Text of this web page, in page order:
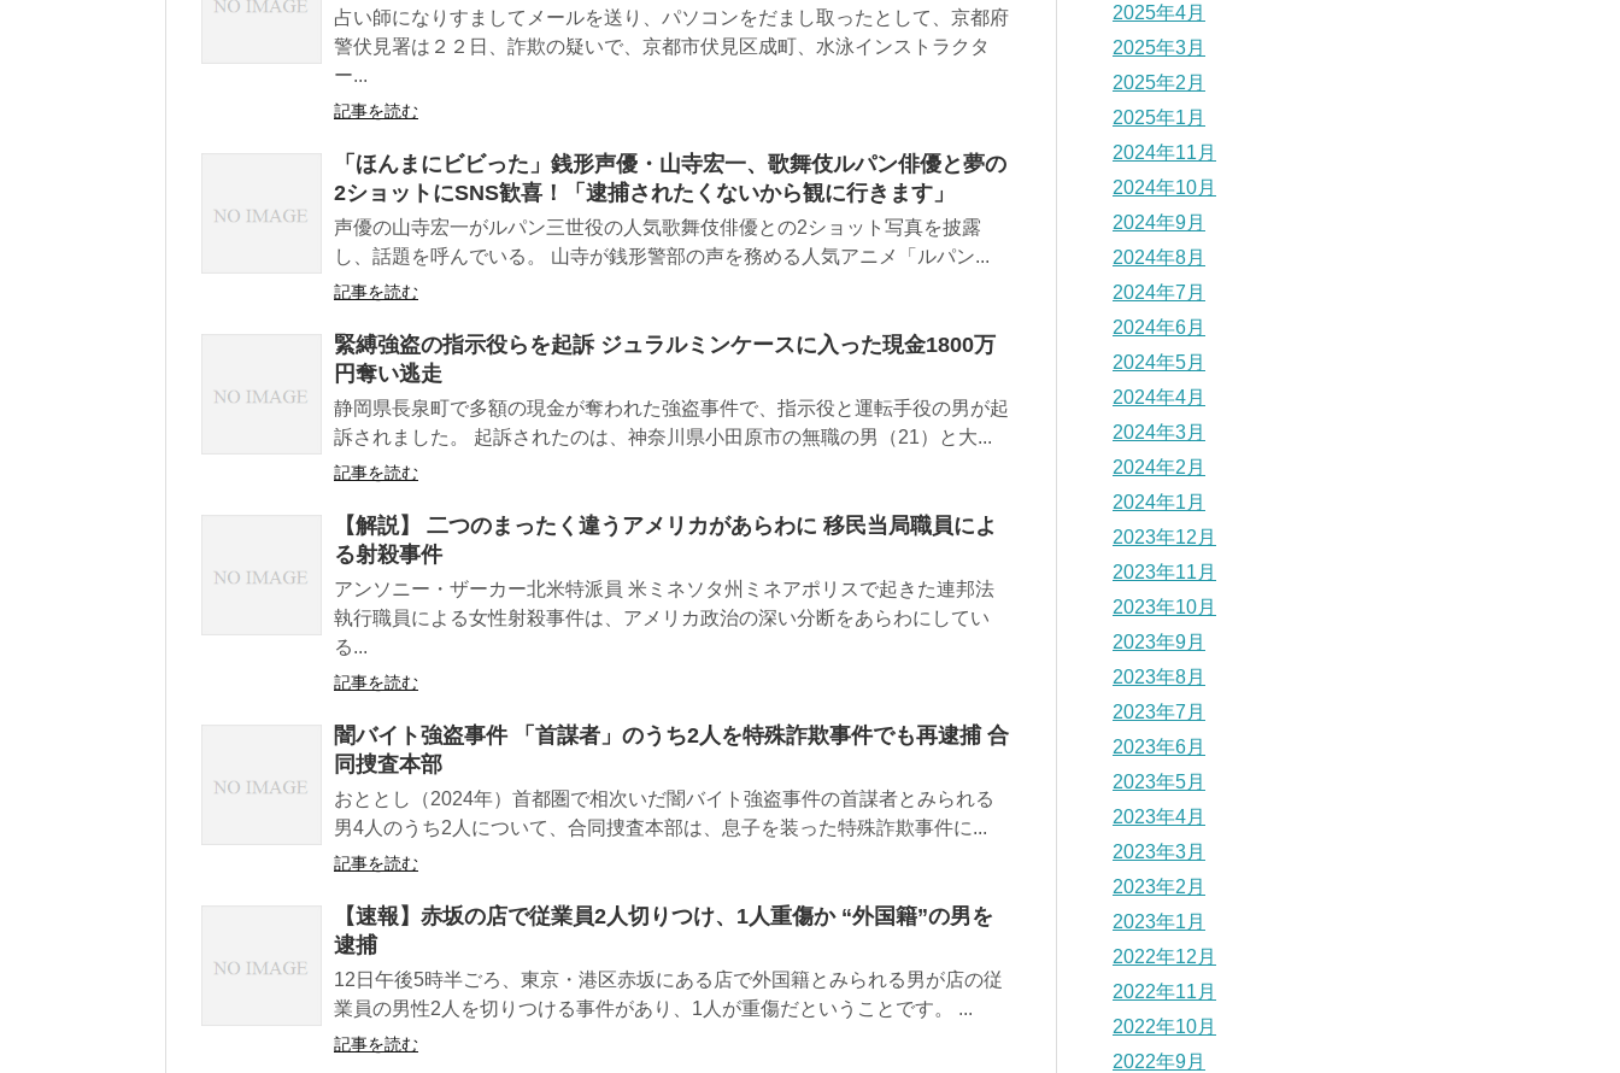
占い師になりすましてメールを送り、パソコンをだまし取ったとして、京都府
警伏見署は２２日、詐欺の疑いで、京都市伏見区成町、水泳インストラクタ
ー...
記事を読む
「ほんまにビビった」銭形声優・山寺宏一、歌舞伎ルパン俳優と夢の
2ショットにSNS歓喜！「逮捕されたくないから観に行きます」
声優の山寺宏一がルパン三世役の人気歌舞伎俳優との2ショット写真を披露
し、話題を呼んでいる。 山寺が銭形警部の声を務める人気アニメ「ルパン...
記事を読む
緊縛強盗の指示役らを起訴 ジュラルミンケースに入った現金1800万
円奪い逃走
静岡県長泉町で多額の現金が奪われた強盗事件で、指示役と運転手役の男が起
訴されました。 起訴されたのは、神奈川県小田原市の無職の男（21）と大...
記事を読む
【解説】 二つのまったく違うアメリカがあらわに 移民当局職員によ
る射殺事件
アンソニー・ザーカー北米特派員 米ミネソタ州ミネアポリスで起きた連邦法
執行職員による女性射殺事件は、アメリカ政治の深い分断をあらわにしてい
る...
記事を読む
闇バイト強盗事件 「首謀者」のうち2人を特殊詐欺事件でも再逮捕 合
同捜査本部
おととし（2024年）首都圏で相次いだ闇バイト強盗事件の首謀者とみられる
男4人のうち2人について、合同捜査本部は、息子を装った特殊詐欺事件に...
記事を読む
【速報】赤坂の店で従業員2人切りつけ、1人重傷か “外国籍”の男を
逮捕
12日午後5時半ごろ、東京・港区赤坂にある店で外国籍とみられる男が店の従
業員の男性2人を切りつける事件があり、1人が重傷だということです。 ...
記事を読む
2025年4月
2025年3月
2025年2月
2025年1月
2024年11月
2024年10月
2024年9月
2024年8月
2024年7月
2024年6月
2024年5月
2024年4月
2024年3月
2024年2月
2024年1月
2023年12月
2023年11月
2023年10月
2023年9月
2023年8月
2023年7月
2023年6月
2023年5月
2023年4月
2023年3月
2023年2月
2023年1月
2022年12月
2022年11月
2022年10月
2022年9月